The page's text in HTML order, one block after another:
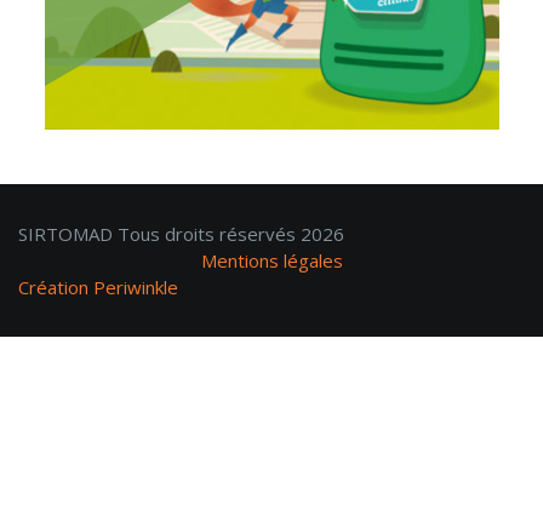
SIRTOMAD Tous droits réservés 2026
Mentions légales
Création Periwinkle